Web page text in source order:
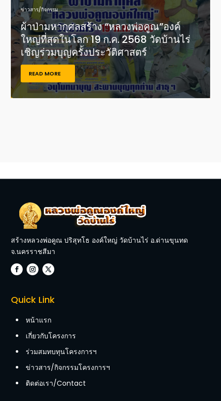
ข่าวสาร/กิจกรรม
ผ้าป่ามหากุศลสร้าง “หลวงพ่อคูณ”องค์
ใหญ่ที่สุดในโลก 19 ก.ค. 2568 วัดบ้านไร่
เชิญร่วมบุญครั้งประวัติศาสตร์
READ MORE
สร้างหลวงพ่อคูณ ปริสุทโธ องค์ใหญ่ วัดบ้านไร่ อ.ด่านขุนทด
จ.นครราชสีมา
Quick Link
หน้าแรก
เกี่ยวกับโครงการ
ร่วมสมทบทุนโครงการฯ
ข่าวสาร/กิจกรรมโครงการฯ
ติดต่อเรา/Contact